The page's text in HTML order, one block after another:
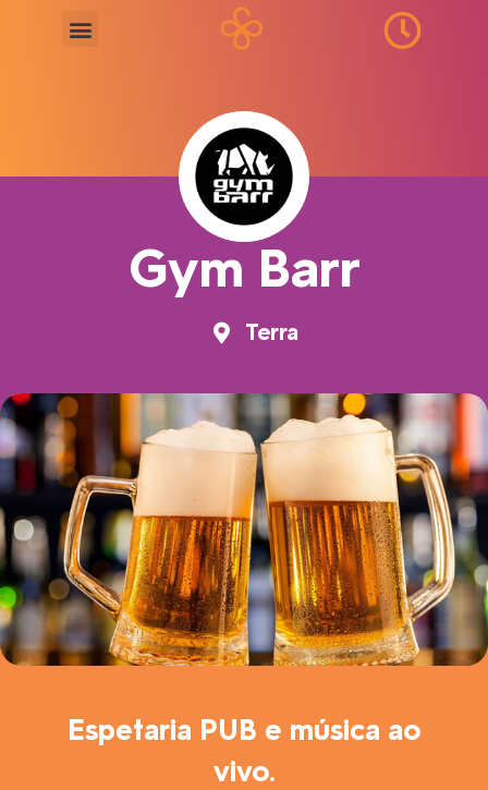
Gym Barr
Terra
Espetaria PUB e música ao
vivo.